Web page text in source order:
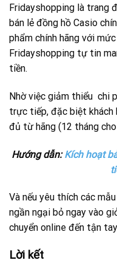
Fridayshopping là trang
bán lẻ đồng hồ Casio
phẩm chính hãng với
Fridayshopping tự tin
tiền.
Nhờ việc giảm thiểu chi
trực tiếp, đặc biệt khách
đủ từ hãng (12 tháng
Hướng dẫn:Kích hoạt
Và nếu yêu thích các
ngần ngại bỏ ngay vào
chuyển online đến tận
Lời kết